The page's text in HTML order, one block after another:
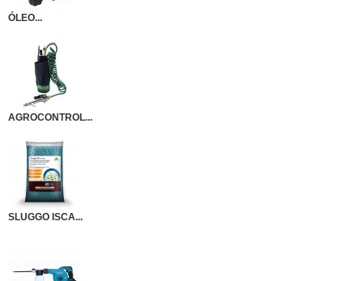
ÓLEO...
AGROCONTROL...
SLUGGO ISCA...